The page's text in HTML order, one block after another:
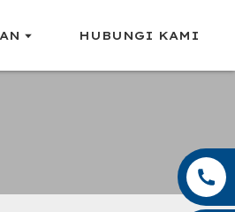
HUBUNGI KAMI
+86 0592 5599526